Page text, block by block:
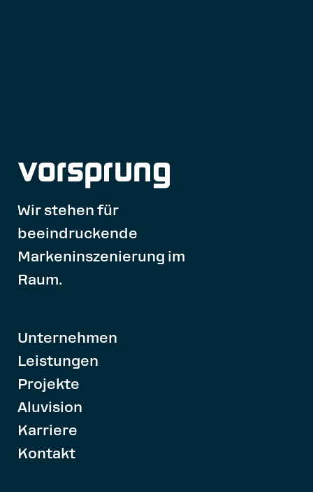
Wir stehen für
beeindruckende
Markeninszenierung im
Raum.
Unternehmen
Leistungen
Projekte
Aluvision
Karriere
Kontakt